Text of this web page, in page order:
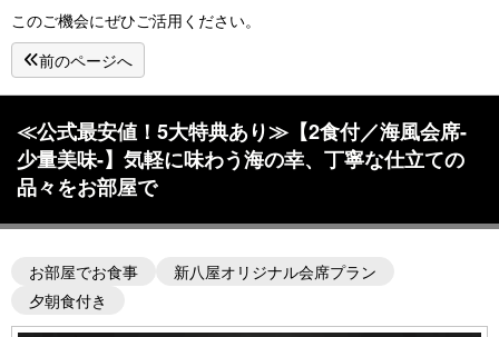
このご機会にぜひご活用ください。
前のページへ
≪公式最安値！5大特典あり≫【2食付／海風会席-
少量美味-】気軽に味わう海の幸、丁寧な仕立ての
品々をお部屋で
お部屋でお食事
新八屋オリジナル会席プラン
夕朝食付き